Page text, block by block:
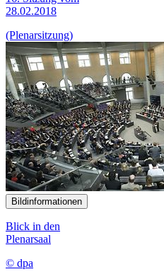
28.02.2018
(Plenarsitzung)
Bildinformationen
Blick in den
Plenarsaal
© dpa